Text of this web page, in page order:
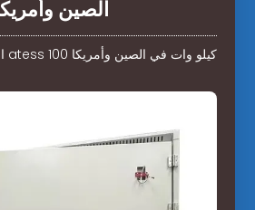
الصين
محول طاقة atess 100 كيلو وات في الصين وأمريكا